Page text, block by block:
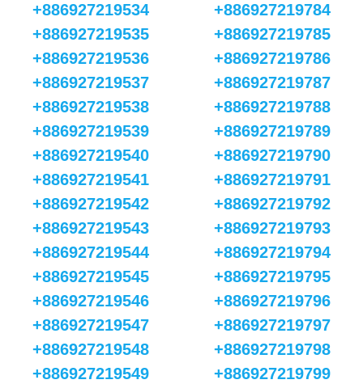
+886927219534
+886927219535
+886927219536
+886927219537
+886927219538
+886927219539
+886927219540
+886927219541
+886927219542
+886927219543
+886927219544
+886927219545
+886927219546
+886927219547
+886927219548
+886927219549
+886927219784
+886927219785
+886927219786
+886927219787
+886927219788
+886927219789
+886927219790
+886927219791
+886927219792
+886927219793
+886927219794
+886927219795
+886927219796
+886927219797
+886927219798
+886927219799